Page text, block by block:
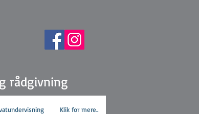
rådgivning
Klik for mere..